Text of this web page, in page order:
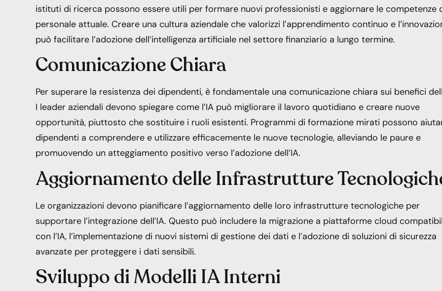
istituti di ricerca possono essere utili per formare nuovi professionisti e aggiornare le competenze
personale attuale. Creare una cultura aziendale che valorizzi l’apprendimento continuo e
può facilitare l’adozione dell’intelligenza artificiale nel settore finanziario a lungo termine.
Comunicazione Chiara
Per superare la resistenza dei dipendenti, è fondamentale una comunicazione chiara sui benefici
I leader aziendali devono spiegare come l’IA può migliorare il lavoro quotidiano e creare nuove
opportunità, piuttosto che sostituire i ruoli esistenti. Programmi di formazione mirati possono
dipendenti a comprendere e utilizzare efficacemente le nuove tecnologie, alleviando le paure e
promuovendo un atteggiamento positivo verso l’adozione dell’IA.
Aggiornamento delle Infrastrutture
Le organizzazioni devono pianificare l’aggiornamento delle loro infrastrutture tecnologiche per
supportare l’integrazione dell’IA. Questo può includere la migrazione a piattaforme cloud
con l’IA, l’implementazione di nuovi sistemi di gestione dei dati e l’adozione di soluzioni di sicurezza
avanzate per proteggere i dati sensibili.
Sviluppo di Modelli IA Interni